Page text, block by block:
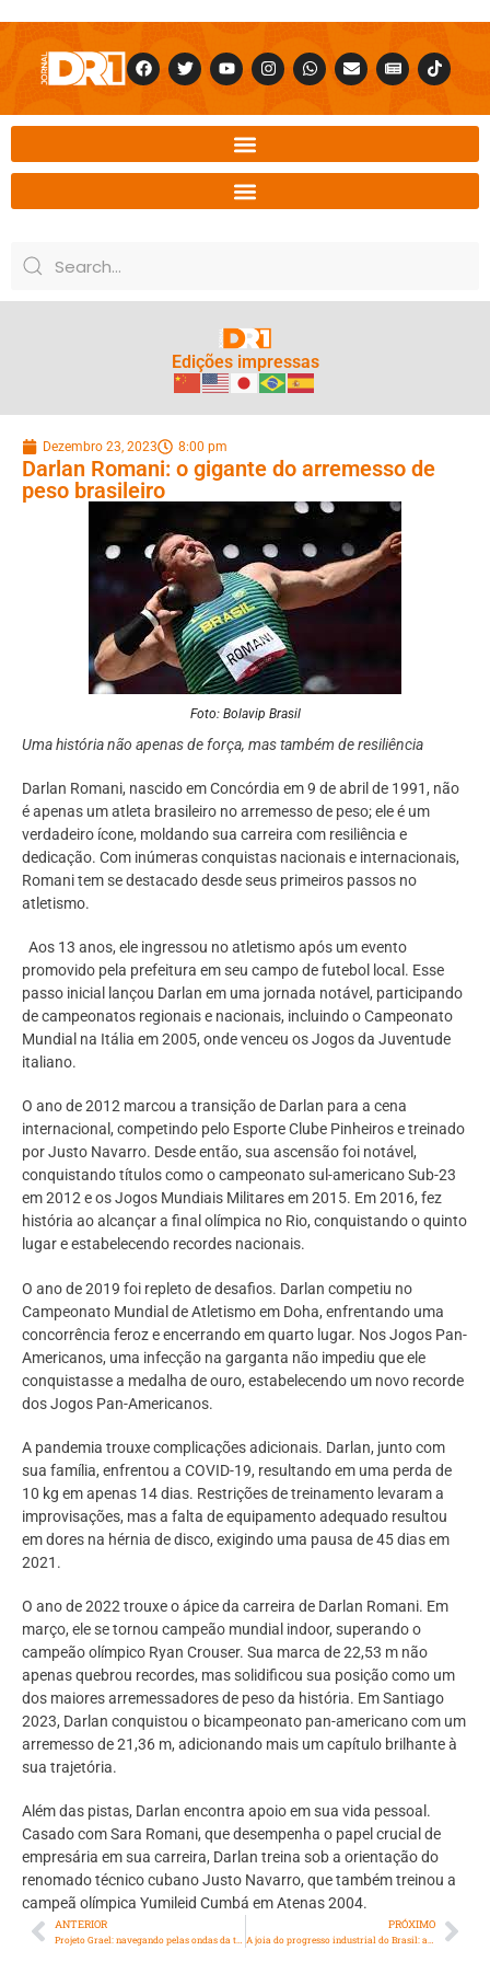
Edições impressas
Dezembro 23, 2023 8:00 pm
Darlan Romani: o gigante do arremesso de
peso brasileiro
Foto: Bolavip Brasil
Uma história não apenas de força, mas também de resiliência
Darlan Romani, nascido em Concórdia em 9 de abril de 1991, não
é apenas um atleta brasileiro no arremesso de peso; ele é um
verdadeiro ícone, moldando sua carreira com resiliência e
dedicação. Com inúmeras conquistas nacionais e internacionais,
Romani tem se destacado desde seus primeiros passos no
atletismo.
Aos 13 anos, ele ingressou no atletismo após um evento
promovido pela prefeitura em seu campo de futebol local. Esse
passo inicial lançou Darlan em uma jornada notável, participando
de campeonatos regionais e nacionais, incluindo o Campeonato
Mundial na Itália em 2005, onde venceu os Jogos da Juventude
italiano.
O ano de 2012 marcou a transição de Darlan para a cena
internacional, competindo pelo Esporte Clube Pinheiros e treinado
por Justo Navarro. Desde então, sua ascensão foi notável,
conquistando títulos como o campeonato sul-americano Sub-23
em 2012 e os Jogos Mundiais Militares em 2015. Em 2016, fez
história ao alcançar a final olímpica no Rio, conquistando o quinto
lugar e estabelecendo recordes nacionais.
O ano de 2019 foi repleto de desafios. Darlan competiu no
Campeonato Mundial de Atletismo em Doha, enfrentando uma
concorrência feroz e encerrando em quarto lugar. Nos Jogos Pan-
Americanos, uma infecção na garganta não impediu que ele
conquistasse a medalha de ouro, estabelecendo um novo recorde
dos Jogos Pan-Americanos.
A pandemia trouxe complicações adicionais. Darlan, junto com
sua família, enfrentou a COVID-19, resultando em uma perda de
10 kg em apenas 14 dias. Restrições de treinamento levaram a
improvisações, mas a falta de equipamento adequado resultou
em dores na hérnia de disco, exigindo uma pausa de 45 dias em
2021.
O ano de 2022 trouxe o ápice da carreira de Darlan Romani. Em
março, ele se tornou campeão mundial indoor, superando o
campeão olímpico Ryan Crouser. Sua marca de 22,53 m não
apenas quebrou recordes, mas solidificou sua posição como um
dos maiores arremessadores de peso da história. Em Santiago
2023, Darlan conquistou o bicampeonato pan-americano com um
arremesso de 21,36 m, adicionando mais um capítulo brilhante à
sua trajetória.
Além das pistas, Darlan encontra apoio em sua vida pessoal.
Casado com Sara Romani, que desempenha o papel crucial de
empresária em sua carreira, Darlan treina sob a orientação do
renomado técnico cubano Justo Navarro, que também treinou a
campeã olímpica Yumileid Cumbá em Atenas 2004.
ANTERIOR PRÓXIMO